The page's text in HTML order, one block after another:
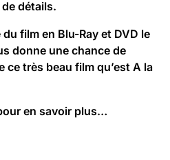
détails.
film en Blu-Ray et DVD le
donne une chance de
ce très beau film qu’est A la
en savoir plus…